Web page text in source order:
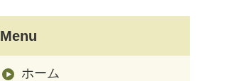
Menu
ホーム